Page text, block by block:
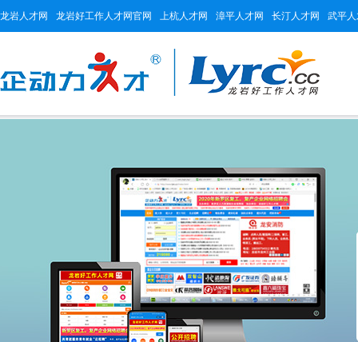
龙岩人才网 龙岩好工作人才网官网 上杭人才网 漳平人才网 长汀人才网 武平